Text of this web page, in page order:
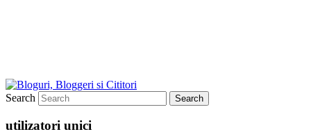
Search
utilizatori unici